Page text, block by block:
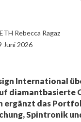
Rebecca Ragaz
Juni 2026
International
ergänzt das
Spintronik